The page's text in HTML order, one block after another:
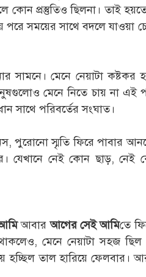
প্রস্তুতিও ছিলনা। তাই
পরে সময়ের সাথে বদলে যাওয়া
মেনে নেয়াটা কষ্টকর
মেনে নিতে চায় না এই
সাথে পরিবর্তের সংঘাত।
পুরোনো স্মৃতি ফিরে পাবার
যেখানে নেই কোন ছাড়,
আবারআগের সেই আমিতে
মেনে নেয়াটা সহজ
হচ্ছিল তাল হারিয়ে ফেলবার।